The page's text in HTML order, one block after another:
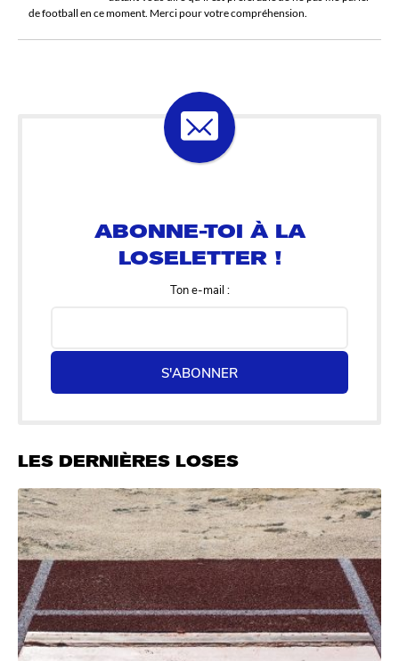
de football en ce moment. Merci pour votre compréhension.
Ton e-mail :
S'ABONNER
LES DERNIÈRES LOSES